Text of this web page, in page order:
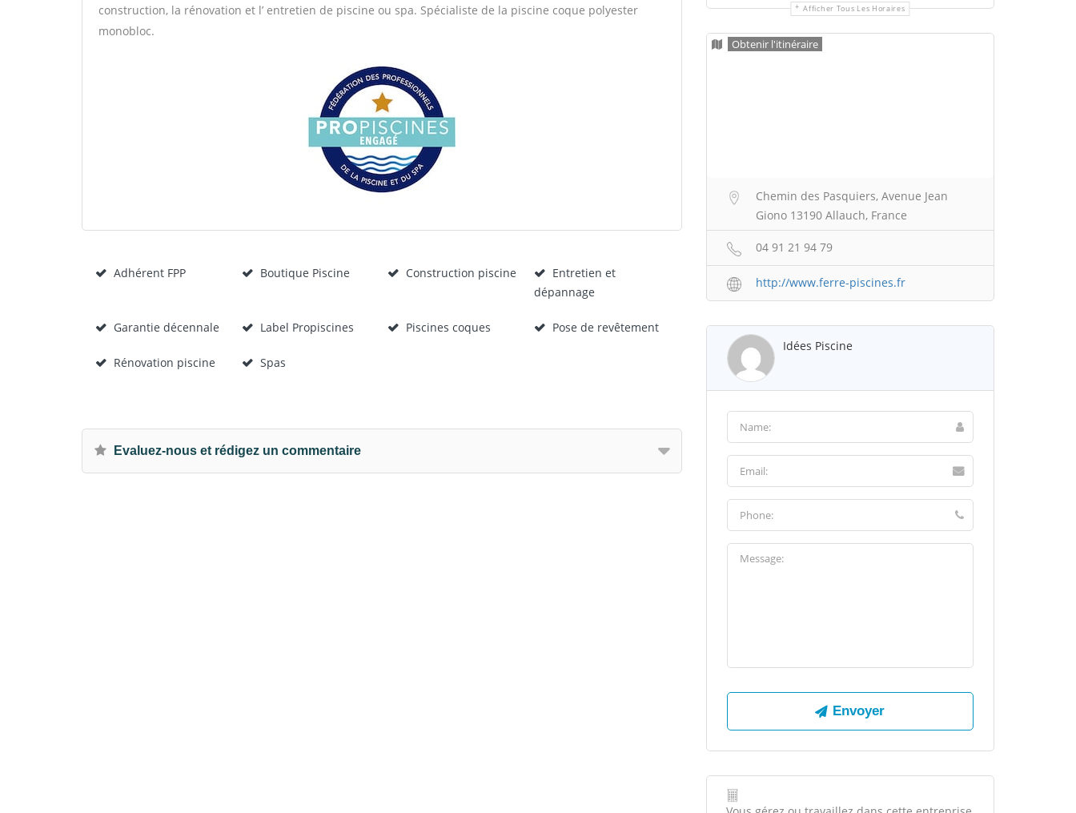
construction, la rénovation et l’ entretien de piscine ou spa. Spécialiste de la piscine coque polyester
monobloc.
Adhérent FPP Boutique Piscine Construction piscine
Entretien et
dépannage
Garantie décennale Label Propiscines Piscines coques Pose de revêtement
Rénovation piscine Spas
Evaluez-nous et rédigez un commentaire
Afficher Tous Les Horaires
Obtenir l'itinéraire
Chemin des Pasquiers, Avenue Jean
Giono 13190 Allauch, France
04 91 21 94 79
http://www.ferre-piscines.fr
Idées Piscine